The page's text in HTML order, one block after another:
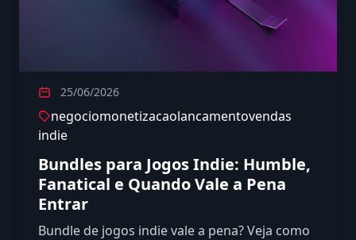
25/06/2026
negociomonetizacaolancamentovendas
indie
Bundles para Jogos Indie: Humble,
Fanatical e Quando Vale a Pena
Entrar
Bundle de jogos indie vale a pena? Veja como